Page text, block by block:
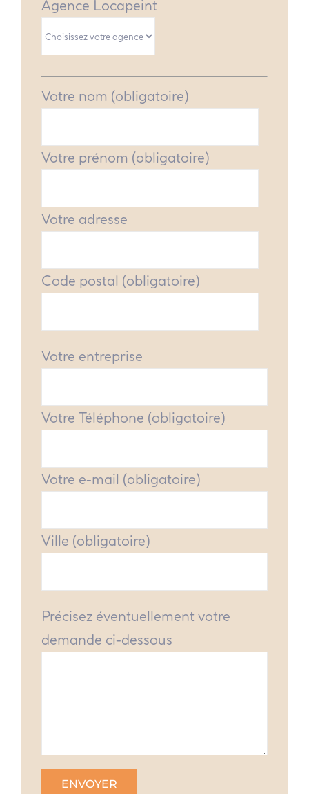
Agence Locapeint
Votre nom (obligatoire)
Votre prénom (obligatoire)
Votre adresse
Code postal (obligatoire)
Votre entreprise
Votre Téléphone (obligatoire)
Votre e-mail (obligatoire)
Ville (obligatoire)
Précisez éventuellement votre
demande ci-dessous